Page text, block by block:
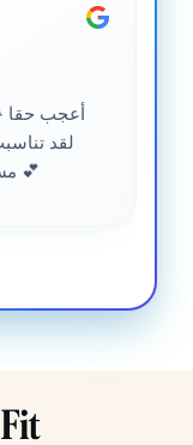
أعجب حقا
لقد
مساعدتهم ... أحب أن أكون جزءا منهم 💕